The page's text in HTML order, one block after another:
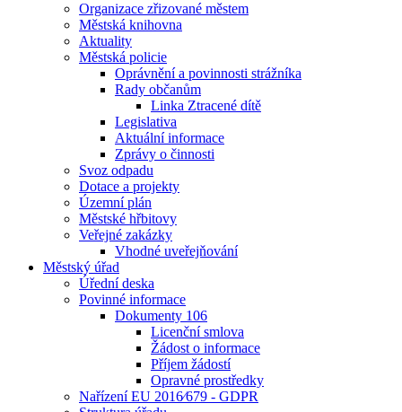
Organizace zřizované městem
Městská knihovna
Aktuality
Městská policie
Oprávnění a povinnosti strážníka
Rady občanům
Linka Ztracené dítě
Legislativa
Aktuální informace
Zprávy o činnosti
Svoz odpadu
Dotace a projekty
Územní plán
Městské hřbitovy
Veřejné zakázky
Vhodné uveřejňování
Městský úřad
Úřední deska
Povinné informace
Dokumenty 106
Licenční smlova
Žádost o informace
Příjem žádostí
Opravné prostředky
Nařízení EU 2016⁄679 - GDPR